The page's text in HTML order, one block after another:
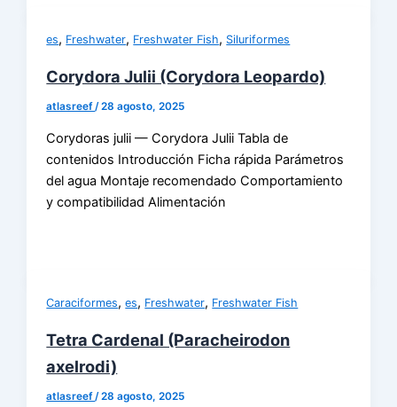
es, Freshwater, Freshwater Fish, Siluriformes
Corydora Julii (Corydora Leopardo)
atlasreef/28 agosto, 2025
Corydoras julii — Corydora Julii Tabla de
contenidos Introducción Ficha rápida Parámetros
del agua Montaje recomendado Comportamiento
y compatibilidad Alimentación
Caraciformes,es, Freshwater, Freshwater Fish
Tetra Cardenal (Paracheirodon
axelrodi)
atlasreef/28 agosto, 2025